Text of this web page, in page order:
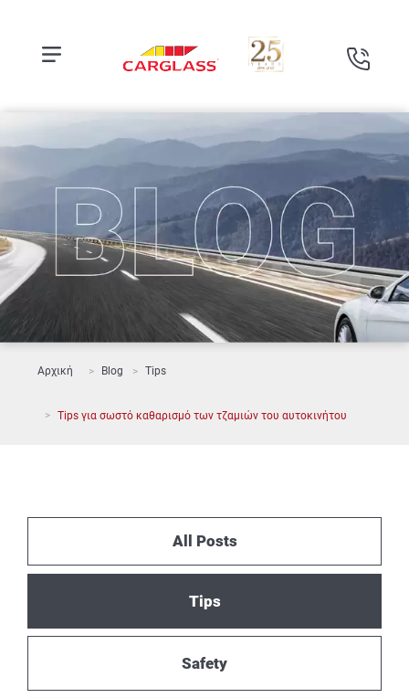
Αρχική Blog Tips
Tips για σωστό καθαρισμό των τζαμιών του αυτοκινήτου
All Posts
Tips
Safety